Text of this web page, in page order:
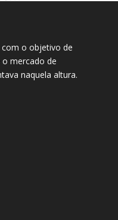
com o objetivo de
o mercado de
naquela altura.